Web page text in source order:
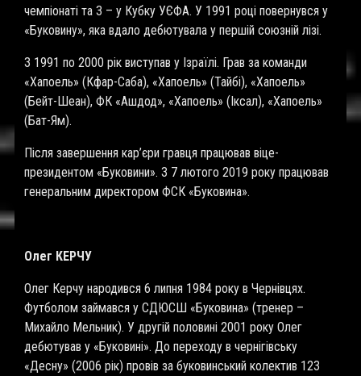
чемпіонаті та 3 – у Кубку УЄФА. У 1991 році повернувся у
«Буковину», яка вдало дебютувала у першій союзній лізі.
З 1991 по 2000 рік виступав у Ізраїлі. Грав за команди
«Хапоель» (Кфар-Саба), «Хапоель» (Тайбі), «Хапоель»
(Бейт-Шеан), ФК «Ашдод», «Хапоель» (Іксал), «Хапоель»
(Бат-Ям).
Після завершення кар’єри гравця працював віце-
президентом «Буковини». З 7 лютого 2019 року працював
генеральним директором ФСК «Буковина».
Олег КЕРЧУ
Олег Керчу народився 6 липня 1984 року в Чернівцях.
Футболом займався у СДЮСШ «Буковина» (тренер –
Михайло Мельник). У другій половині 2001 року Олег
дебютував у «Буковині». До переходу в чернігівську
«Десну» (2006 рік) провів за буковинський колектив 123